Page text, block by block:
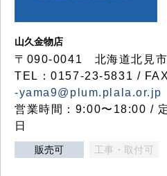
山久金物店
〒090-0041 北海道北見
TEL：0157-23-5831 /
-yama9@plum.plala.or.jp
営業時間：9:00〜18:00 /
日
販売可 工事・取付可